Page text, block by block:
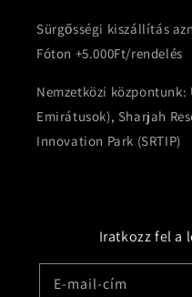
Sürgősségi kiszállítás
Fóton +5.000Ft/rendelés
Nemzetközi központunk:
Emirátusok), Sharjah
Innovation Park (SRTIP)
Iratkozz fel a
E-mail-cím